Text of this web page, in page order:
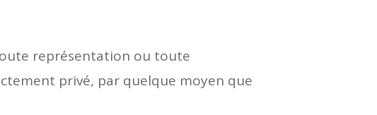
représentation ou toute
privé, par quelque moyen que